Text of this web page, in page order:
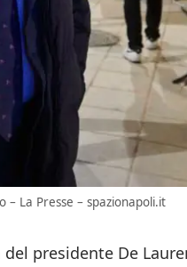
La Presse – spazionapoli.it
presidente De